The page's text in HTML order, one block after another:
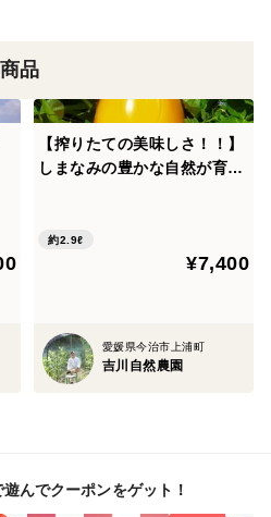
品
【搾りたての美味しさ！！】
しまなみの豊かな自然が育ん
約2.9ℓ
¥7,400
愛媛県今治市上浦町
吉川自然農園
んでクーポンをゲット！